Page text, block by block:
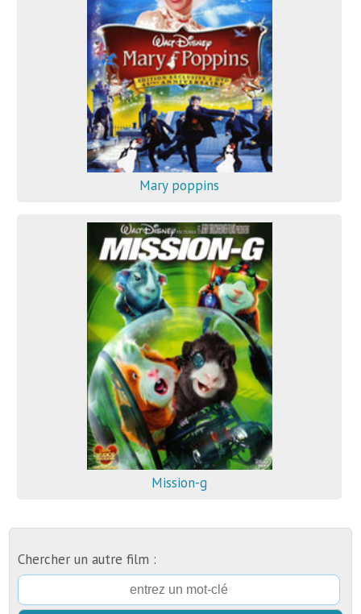
Mary poppins
Mission-g
Chercher un autre film :